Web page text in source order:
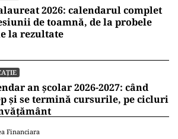
2026: calendarul complet
de toamnă, de la probele
la rezultate
an școlar 2026-2027: când
și se termină cursurile, pe cicluri
Financiara